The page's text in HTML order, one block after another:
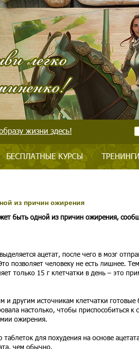
жизни здесь!
БЕСПЛАТНЫЕ КУРСЫ ТРЕНИНГИ
из причин ожирения
быть одной из причин ожирения,
ацетат, после чего в мозг
позволяет человеку не есть лишнее.
только 15 г клетчатки в день – это
другим источникам клетчатки готовые
настолько, чтобы приспособиться к
ожирения.
для похудения на основе
чем обычно.